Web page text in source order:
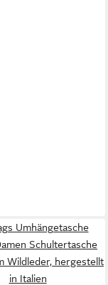
Umhängetasche
Schultertasche
Wildleder, hergestellt
in Italien